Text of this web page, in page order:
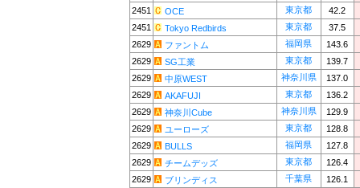
2451
OCE 東京都
42.2
2451
Tokyo Redbirds 東京都
37.5
2629
ファントム 福岡県
143.6
2629
SG工業 東京都
139.7
2629
中原WEST 神奈川県
137.0
2629
AKAFUJI 東京都
136.2
2629
神奈川Cube 神奈川県
129.9
2629
ユーローズ 東京都
128.8
2629
BULLS 福岡県
127.8
2629
チームデッズ 東京都
126.4
2629
ブリンディス 千葉県
126.1